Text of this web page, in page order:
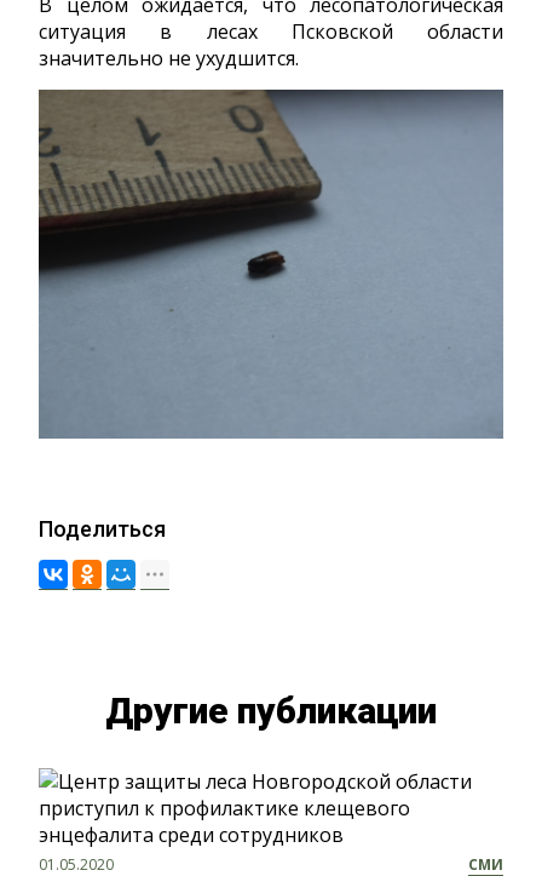
ситуация в лесах Псковской области
значительно не ухудшится.
Поделиться
Другие публикации
01.05.2020 СМИ